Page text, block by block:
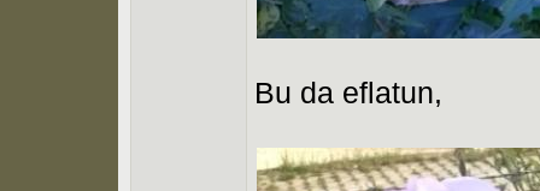
Bu da eflatun,